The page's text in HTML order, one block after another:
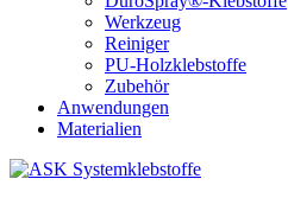
Werkzeug
Reiniger
PU-Holzklebstoffe
Zubehör
Anwendungen
Materialien